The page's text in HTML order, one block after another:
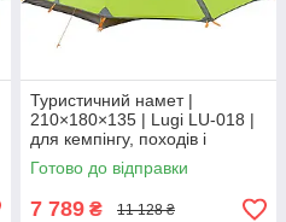
Туристичний намет |
210×180×135 | Lugi LU-018 |
для кемпінгу, походів і
відпочинку на природі
Готово до відправки
7 789 ₴ 11 128 ₴